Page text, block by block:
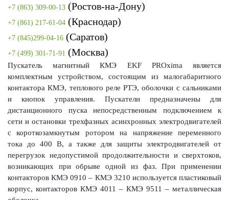
+7 (863) 309-00-13 (Ростов-на-Дону)
+7 (861) 217-61-04 (Краснодар)
+7 (845)299-04-16 (Саратов)
+7 (499) 301-71-91 (Москва)
Пускатель магнитный КМЭ EKF PROxima является
комплектным устройством, состоящим из малогабаритного
контактора КМЭ, теплового реле РТЭ, оболочки с сальниками
и кнопок управления. Пускатели предназначены для
дистанционного пуска непосредственным подключением к
сети и остановки трехфазных асинхронных электродвигателей
с короткозамкнутым ротором на напряжение переменного
тока до 400 В, а также для защиты электродвигателей от
перегрузок недопустимой продолжительности и сверхтоков,
возникающих при обрыве одной из фаз. При применении
контакторов КМЭ 0910 – КМЭ 3210 используется пластиковый
корпус, контакторов КМЭ 4011 – КМЭ 9511 – металлическая